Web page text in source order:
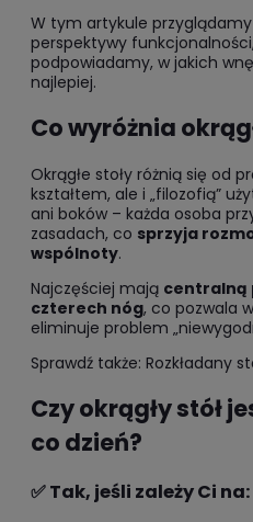
W tym artykule przyglądamy
perspektywy
podpowiadamy, w jakich
najlepiej.
Co wyróżnia
Okrągłe stoły różnią się od
kształtem, ale i „filozofią”
ani boków – każda osoba
zasadach, co sprzyja
wspólnoty.
Najczęściej mają centralną
czterech nóg, co pozwala
eliminuje problem
Sprawdź także: Rozkładany
Czy okrągły stół
co dzień?
✅ Tak, jeśli zależy Ci na: